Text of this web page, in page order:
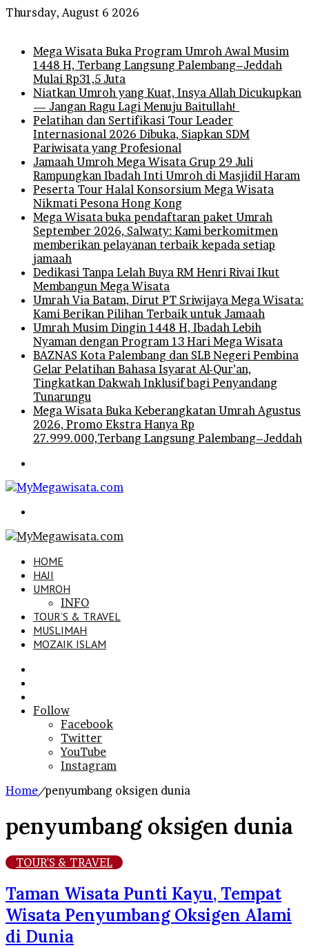
Thursday, August 6 2026
Mega Wisata Buka Program Umroh Awal Musim
1448 H, Terbang Langsung Palembang–Jeddah
Mulai Rp31,5 Juta
Niatkan Umroh yang Kuat, Insya Allah Dicukupkan
— Jangan Ragu Lagi Menuju Baitullah!
Pelatihan dan Sertifikasi Tour Leader
Internasional 2026 Dibuka, Siapkan SDM
Pariwisata yang Profesional
Jamaah Umroh Mega Wisata Grup 29 Juli
Rampungkan Ibadah Inti Umroh di Masjidil Haram
Peserta Tour Halal Konsorsium Mega Wisata
Nikmati Pesona Hong Kong
Mega Wisata buka pendaftaran paket Umrah
September 2026, Salwaty: Kami berkomitmen
memberikan pelayanan terbaik kepada setiap
jamaah
Dedikasi Tanpa Lelah Buya RM Henri Rivai Ikut
Membangun Mega Wisata
Umrah Via Batam, Dirut PT Sriwijaya Mega Wisata:
Kami Berikan Pilihan Terbaik untuk Jamaah
Umrah Musim Dingin 1448 H, Ibadah Lebih
Nyaman dengan Program 13 Hari Mega Wisata
BAZNAS Kota Palembang dan SLB Negeri Pembina
Gelar Pelatihan Bahasa Isyarat Al-Qur’an,
Tingkatkan Dakwah Inklusif bagi Penyandang
Tunarungu
Mega Wisata Buka Keberangkatan Umrah Agustus
2026, Promo Ekstra Hanya Rp
27.999.000,Terbang Langsung Palembang–Jeddah
HOME
HAJI
UMROH
INFO
TOUR’S & TRAVEL
MUSLIMAH
MOZAIK ISLAM
In
Follow
Facebook
Twitter
YouTube
Instagram
Home/penyumbang oksigen dunia
penyumbang oksigen dunia
TOUR'S & TRAVEL
Taman Wisata Punti Kayu, Tempat
Wisata Penyumbang Oksigen Alami
di Dunia